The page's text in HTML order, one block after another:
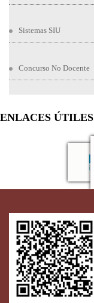
Sistemas SIU
Concurso No Docente
ENLACES ÚTILES